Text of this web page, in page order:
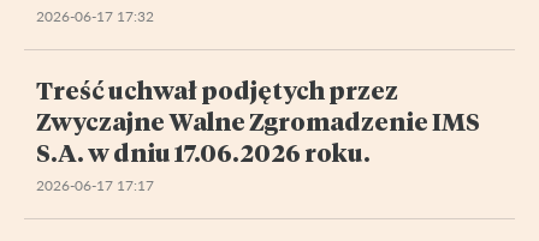
2026-06-17 17:32
Treść uchwał podjętych przez
Zwyczajne Walne Zgromadzenie IMS
S.A. w dniu 17.06.2026 roku.
2026-06-17 17:17